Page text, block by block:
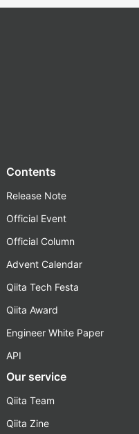
Contents
Release Note
Official Event
Official Column
Advent Calendar
Qiita Tech Festa
Qiita Award
Engineer White Paper
API
Our service
Qiita Team
Qiita Zine